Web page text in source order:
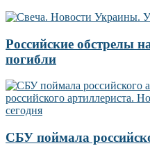
Российские обстрелы
погибли
СБУ поймала